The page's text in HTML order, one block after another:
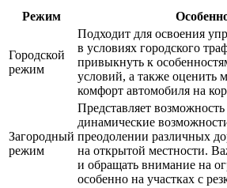
Режим
Городской
режим
Подходит для освоения
в условиях городского
привыкнуть к
условий, а также оценить
комфорт автомобиля на
Загородный
режим
Представляет
динамические
преодолении различных
на открытой местности.
и обращать внимание на
особенно на участках с